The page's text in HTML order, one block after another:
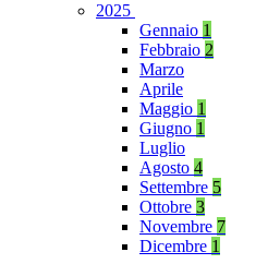
2025
Gennaio 1
Febbraio 2
Marzo
Aprile
Maggio 1
Giugno 1
Luglio
Agosto 4
Settembre 5
Ottobre 3
Novembre 7
Dicembre 1